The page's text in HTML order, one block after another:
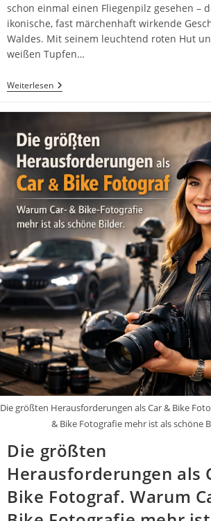
schon einmal einen Fliegenpilz gesehen –
ikonische, fast märchenhaft wirkende
Waldes. Mit seinem leuchtend roten Hut
weißen Tupfen…
WeiterlesenDer
Fliegenpilz
Die
Magie
Der
Bildbearbeitung
Mit
Adobe
Photoshop
Camera
RAW
Foto
Nachher
Bildbearbeitung
Die größten Herausforderungen als Car & Bike
& Bike Fotografie mehr ist als schöne
Die größten
Herausforderungen als
Bike Fotograf. Warum